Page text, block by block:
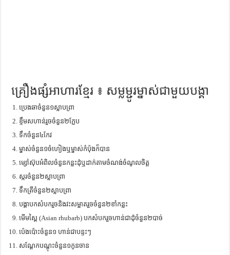
គ្រឿងផ្សំអាហារខ្មែរ ៖ សម្លម្ជូរម្នាស់ជាមួយបង្គា
ប្រេងឆាចំនួន១ស្លាបព្រា
ខ្ទឹមសហាន់រួចចំនួន២ក្លែប
ទឹកចំនួន៤កែវ
ម្នាស់ចំនួន១ចំហៀងឬម្នាស់កំប៉ុងក៏បាន
ម្សៅស៊ុបអំពិលចំនួនកន្លះដុំឬដាក់តាមចំណង់ចំណូលចិត្ត
ស្ករចំនួន២ស្លាបព្រា
ទឹកត្រីចំនួន២ស្លាបព្រា
បង្គាបកសំបករួចនិងវះសម្អាតរួចចំនួន២ខាំកន្លះ
មើមស្ពៃ (Asian rhubarb) បកសំបករួចហាន់ជាដុំចំនួន២បាច់
ប៉េងប៉ោះចំនួន១​ ហាន់ជាបន្ទះៗ
សណ្តែកបណ្តុះចំនួន១កូនចាន